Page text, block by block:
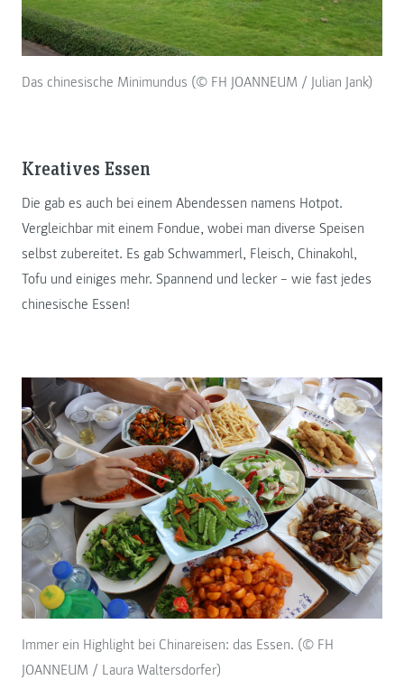
Das chinesische Minimundus (© FH JOANNEUM / Julian Jank)
Kreatives Essen
Die gab es auch bei einem Abendessen namens Hotpot.
Vergleichbar mit einem Fondue, wobei man diverse Speisen
selbst zubereitet. Es gab Schwammerl, Fleisch, Chinakohl,
Tofu und einiges mehr. Spannend und lecker – wie fast jedes
chinesische Essen!
Immer ein Highlight bei Chinareisen: das Essen. (© FH
JOANNEUM / Laura Waltersdorfer)